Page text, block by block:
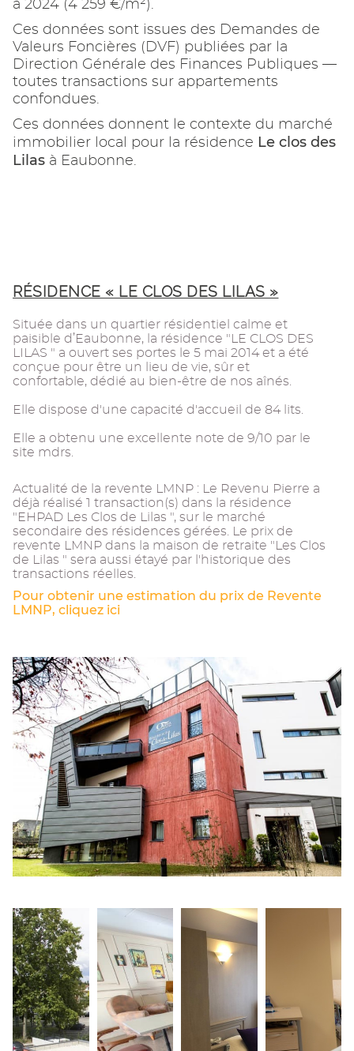
à 2024 (4 259 €/m²).
Ces données sont issues des Demandes de
Valeurs Foncières (DVF) publiées par la
Direction Générale des Finances Publiques —
toutes transactions sur appartements
confondues.
Ces données donnent le contexte du marché
immobilier local pour la résidence Le clos des
Lilas à Eaubonne.
RÉSIDENCE « LE CLOS DES LILAS »
Située dans un quartier résidentiel calme et
paisible d’Eaubonne, la résidence "LE CLOS DES
LILAS " a ouvert ses portes le 5 mai 2014 et a été
conçue pour être un lieu de vie, sûr et
confortable, dédié au bien-être de nos aînés.
Elle dispose d'une capacité d'accueil de 84 lits.
Elle a obtenu une excellente note de 9/10 par le
site mdrs.
Actualité de la revente LMNP : Le Revenu Pierre a
déjà réalisé 1 transaction(s) dans la résidence
"EHPAD Les Clos de Lilas ", sur le marché
secondaire des résidences gérées. Le prix de
revente LMNP dans la maison de retraite "Les Clos
de Lilas " sera aussi étayé par l'historique des
transactions réelles.
Pour obtenir une estimation du prix de Revente
LMNP, cliquez ici